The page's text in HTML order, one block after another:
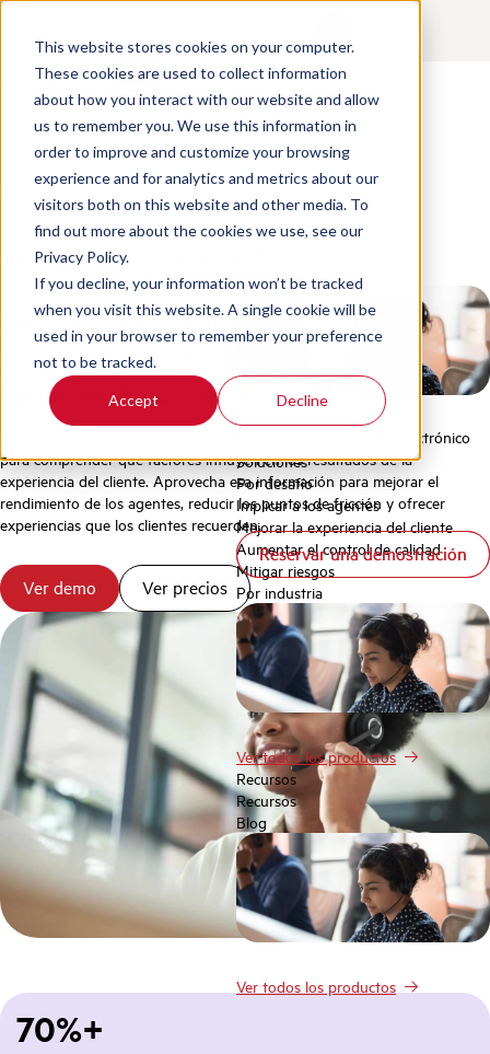
This website stores cookies on your computer.
These cookies are used to collect information
about how you interact with our website and allow
us to remember you. We use this information in
order to improve and customize your browsing
experience and for analytics and metrics about our
visitors both on this website and other media. To
find out more about the cookies we use, see our
Privacy Policy.
If you decline, your information won’t be tracked
when you visit this website. A single cookie will be
used in your browser to remember your preference
not to be tracked.
Accept Decline
Productos
Nuestros productos
Scorebuddy QA
Scorebuddy BI
Scorebuddy AI
Scorebuddy Learning
Soluciones
Por desafío
Implicar a los agentes
Mejorar la experiencia del cliente
Aumentar el control de calidad
Mitigar riesgos
Por industria
Ver todos los productos
Recursos
Recursos
Blog
Ver todos los productos
Reservar una demostración
Reservar una demostración
Home / Es / Boost Customer Experience
Mejorar la experiencia del cliente
Obtén una visión completa de la
experiencia del cliente. Actúa en
función de lo que descubras.
Analiza cada interacción a través de teléfono, chat y correo electrónico
para comprender qué factores influyen en los resultados de la
experiencia del cliente. Aprovecha esa información para mejorar el
rendimiento de los agentes, reducir los puntos de fricción y ofrecer
experiencias que los clientes recuerden.
Ver demo Ver precios
70%+